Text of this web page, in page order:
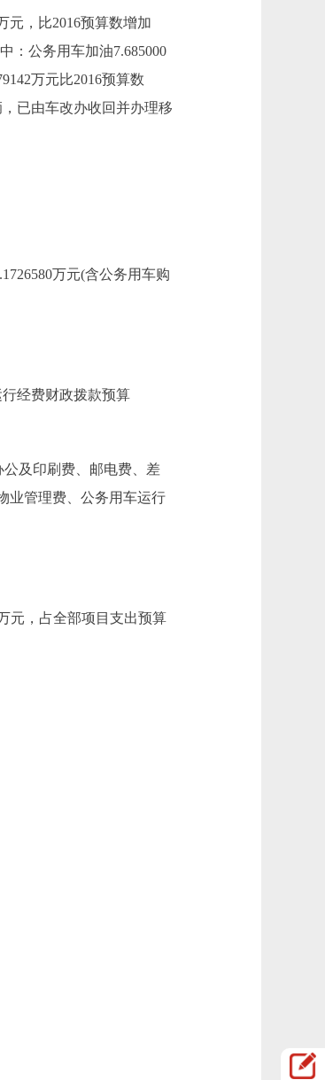
元，比2016预算数增加
：公务用车加油7.685000
万元比2016预算数
已由车改办收回并办理移
万元(含公务用车购
经费财政拨款预算
及印刷费、邮电费、差
业管理费、公务用车运行
元，占全部项目支出预算